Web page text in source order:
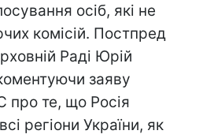
осіб, які не
комісій. Постпред
Раді Юрій
заяву
про те, що Росія
регіони України, як